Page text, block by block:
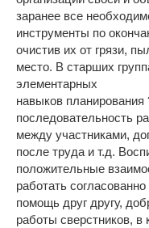
заранее все
инструменты по
очистив их от грязи,
место. В старших
элементарных
навыков
последовательность
между участниками,
после труда и т.д.
положительные
работать
помощь друг другу,
работы сверстников,